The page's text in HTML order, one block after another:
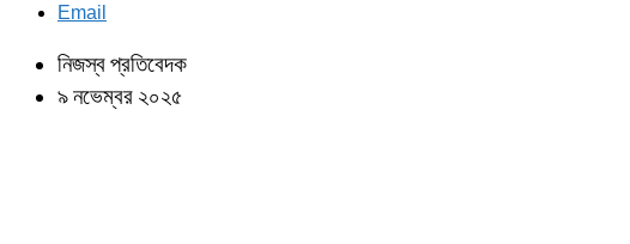
Email
নিজস্ব প্রতিবেদক
৯ নভেম্বর ২০২৫